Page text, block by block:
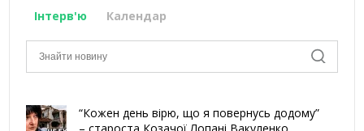
Інтерв'ю Календар
“Кожен день вірю, що я повернусь додому”